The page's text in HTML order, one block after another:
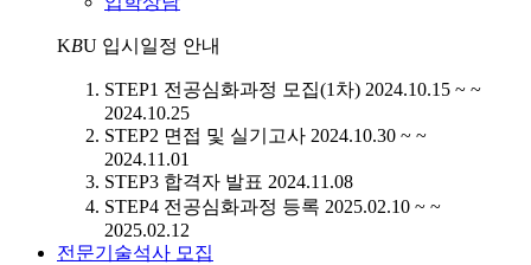
KBU 입시일정 안내
STEP1 전공심화과정 모집(1차) 2024.10.15 ~ ~
2024.10.25
STEP2 면접 및 실기고사 2024.10.30 ~ ~
2024.11.01
STEP3 합격자 발표 2024.11.08
STEP4 전공심화과정 등록 2025.02.10 ~ ~
2025.02.12
전문기술석사 모집